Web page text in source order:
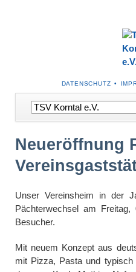
NAVIGATION
ÜBERSPRINGEN
DATENSCHUTZ
Navigation
überspringen
Neueröffnung
Unser Vereinsheim in der
Pächterwechsel am
Besucher.
Mit neuem Konzept aus
mit Pizza, Pasta und